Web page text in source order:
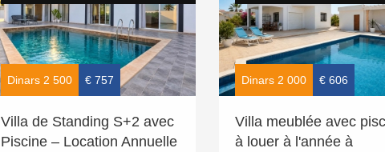
Dinars 2 500 € 757
Villa de Standing S+2 avec
Piscine – Location Annuelle
Dinars 2 000 € 606
Villa meublée avec
à louer à l'année à